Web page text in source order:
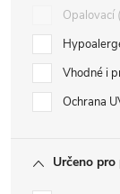
Opalovací
Vhodné i
Ochrana
Určeno pro